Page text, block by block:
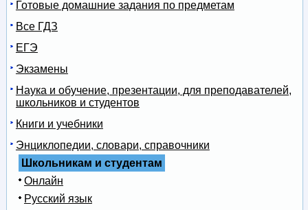
Готовые домашние задания по предметам
Все ГДЗ
ЕГЭ
Экзамены
Наука и обучение, презентации, для преподавателей,
школьников и студентов
Книги и учебники
Энциклопедии, словари, справочники
Школьникам и студентам
Онлайн
Русский язык